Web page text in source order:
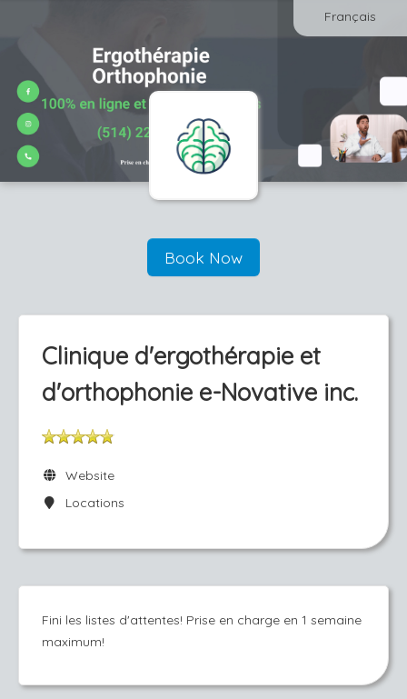
Français
Book Now
Clinique d'ergothérapie et
d'orthophonie e-Novative inc.
Website
Locations
Fini les listes d'attentes! Prise en charge en 1 semaine
maximum!